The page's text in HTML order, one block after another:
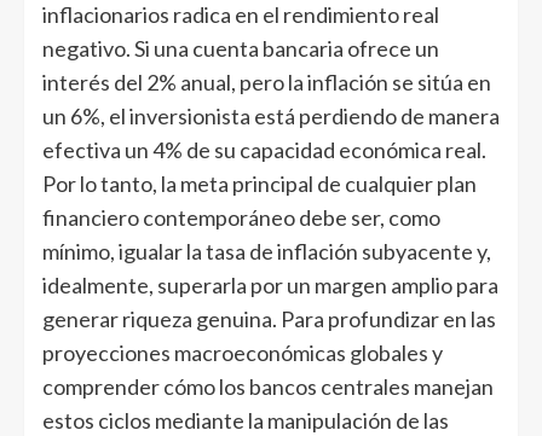
inflacionarios radica en el rendimiento real
negativo. Si una cuenta bancaria ofrece un
interés del 2% anual, pero la inflación se sitúa en
un 6%, el inversionista está perdiendo de manera
efectiva un 4% de su capacidad económica real.
Por lo tanto, la meta principal de cualquier plan
financiero contemporáneo debe ser, como
mínimo, igualar la tasa de inflación subyacente y,
idealmente, superarla por un margen amplio para
generar riqueza genuina. Para profundizar en las
proyecciones macroeconómicas globales y
comprender cómo los bancos centrales manejan
estos ciclos mediante la manipulación de las